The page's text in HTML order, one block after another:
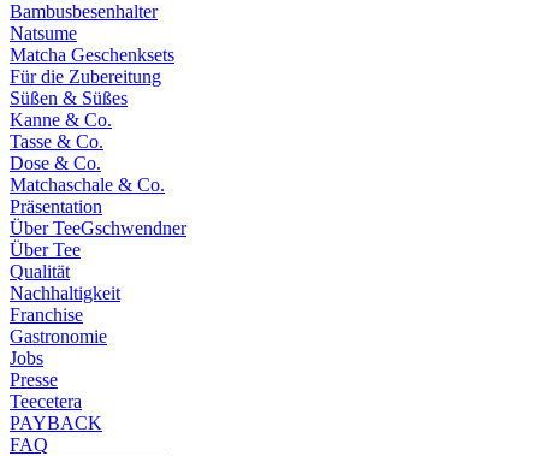
Bambusbesenhalter
Natsume
Matcha Geschenksets
Für die Zubereitung
Süßen & Süßes
Kanne & Co.
Tasse & Co.
Dose & Co.
Matchaschale & Co.
Präsentation
Über TeeGschwendner
Über Tee
Qualität
Nachhaltigkeit
Franchise
Gastronomie
Jobs
Presse
Teecetera
PAYBACK
FAQ